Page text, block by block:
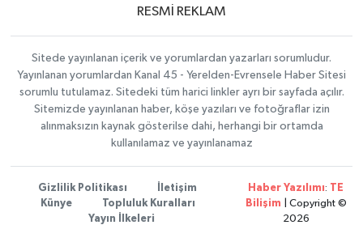
RESMİ REKLAM
Sitede yayınlanan içerik ve yorumlardan yazarları sorumludur.
Yayınlanan yorumlardan Kanal 45 - Yerelden-Evrensele Haber Sitesi
sorumlu tutulamaz. Sitedeki tüm harici linkler ayrı bir sayfada açılır.
Sitemizde yayınlanan haber, köşe yazıları ve fotoğraflar izin
alınmaksızın kaynak gösterilse dahi, herhangi bir ortamda
kullanılamaz ve yayınlanamaz
Gizlilik Politikası
İletişim
Künye
Topluluk Kuralları
Yayın İlkeleri
Haber Yazılımı:
TE
Bilişim | Copyright ©
2026